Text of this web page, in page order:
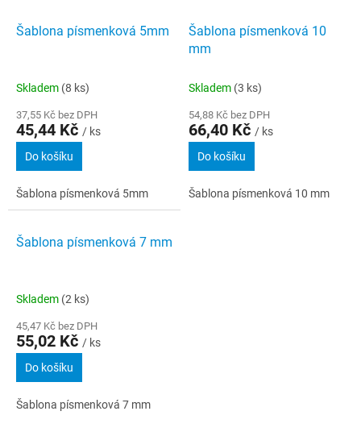
Šablona písmenková 5mm
Skladem (8 ks)
37,55 Kč bez DPH
45,44 Kč / ks
Do košíku
Šablona písmenková 5mm
Šablona písmenková 10
mm
Skladem (3 ks)
54,88 Kč bez DPH
66,40 Kč / ks
Do košíku
Šablona písmenková 10 mm
Šablona písmenková 7 mm
Skladem (2 ks)
45,47 Kč bez DPH
55,02 Kč / ks
Do košíku
Šablona písmenková 7 mm